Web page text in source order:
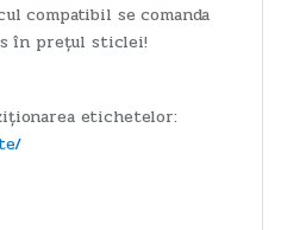
compatibil se comanda
în prețul sticlei!
etichetelor: